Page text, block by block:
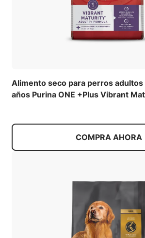
Alimento seco para perros adultos
años Purina ONE +Plus Vibrant
COMPRA AHORA